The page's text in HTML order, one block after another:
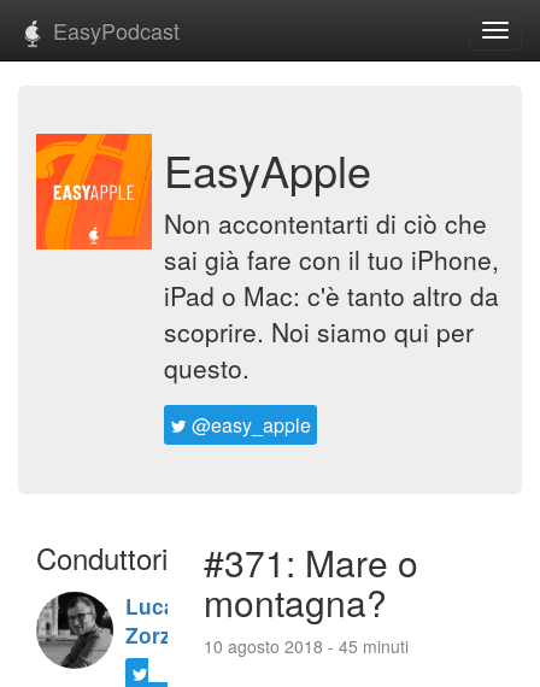
EasyPodcast
EasyApple
Non accontentarti di ciò che
sai già fare con il tuo iPhone,
iPad o Mac: c'è tanto altro da
scoprire. Noi siamo qui per
questo.
@easy_apple
Conduttori
Luca
Zorzi
#371: Mare o
montagna?
10 agosto 2018 - 45 minuti